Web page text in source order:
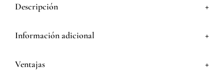
Descripción +
Información adicional +
Ventajas +